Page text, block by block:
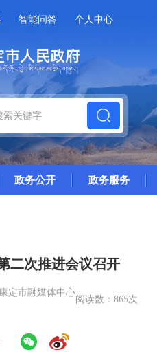
智能问答 个人中心
政务公开 政务服务
二次推进会议召开
康定市融媒体中心
阅读数： 865次